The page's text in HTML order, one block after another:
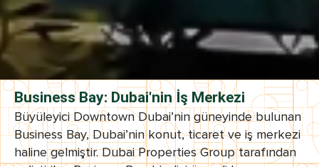
Business Bay: Dubai'nin İş Merkezi
Büyüleyici Downtown Dubai’nin güneyinde bulunan
Business Bay, Dubai’nin konut, ticaret ve iş merkezi
haline gelmiştir. Dubai Properties Group tarafından